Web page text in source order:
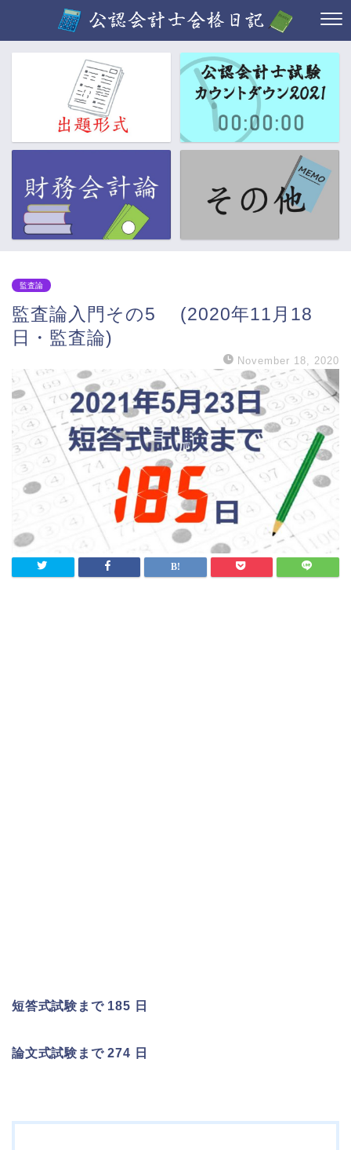
監査論
監査論入門その5 (2020年11月18
日・監査論)
November 18, 2020
短答式試験まで 185 日
論文式試験まで 274 日